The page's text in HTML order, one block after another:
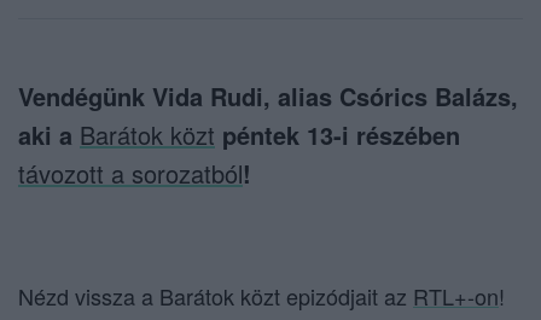
Vendégünk Vida Rudi, alias Csórics Balázs,
aki a Barátok közt péntek 13-i részében
távozott a sorozatból!
Nézd vissza a Barátok közt epizódjait az RTL+-on!